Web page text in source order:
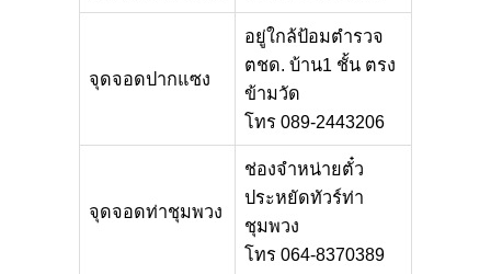
จุดจอดปากแซง
อยู่ใกล้ป้อมตำรวจ
ตชด. บ้าน1 ชั้น ตรง
ข้ามวัด
โทร 089-2443206
จุดจอดท่าชุมพวง
ช่องจำหน่ายตั๋ว
ประหยัดทัวร์ท่า
ชุมพวง
โทร 064-8370389